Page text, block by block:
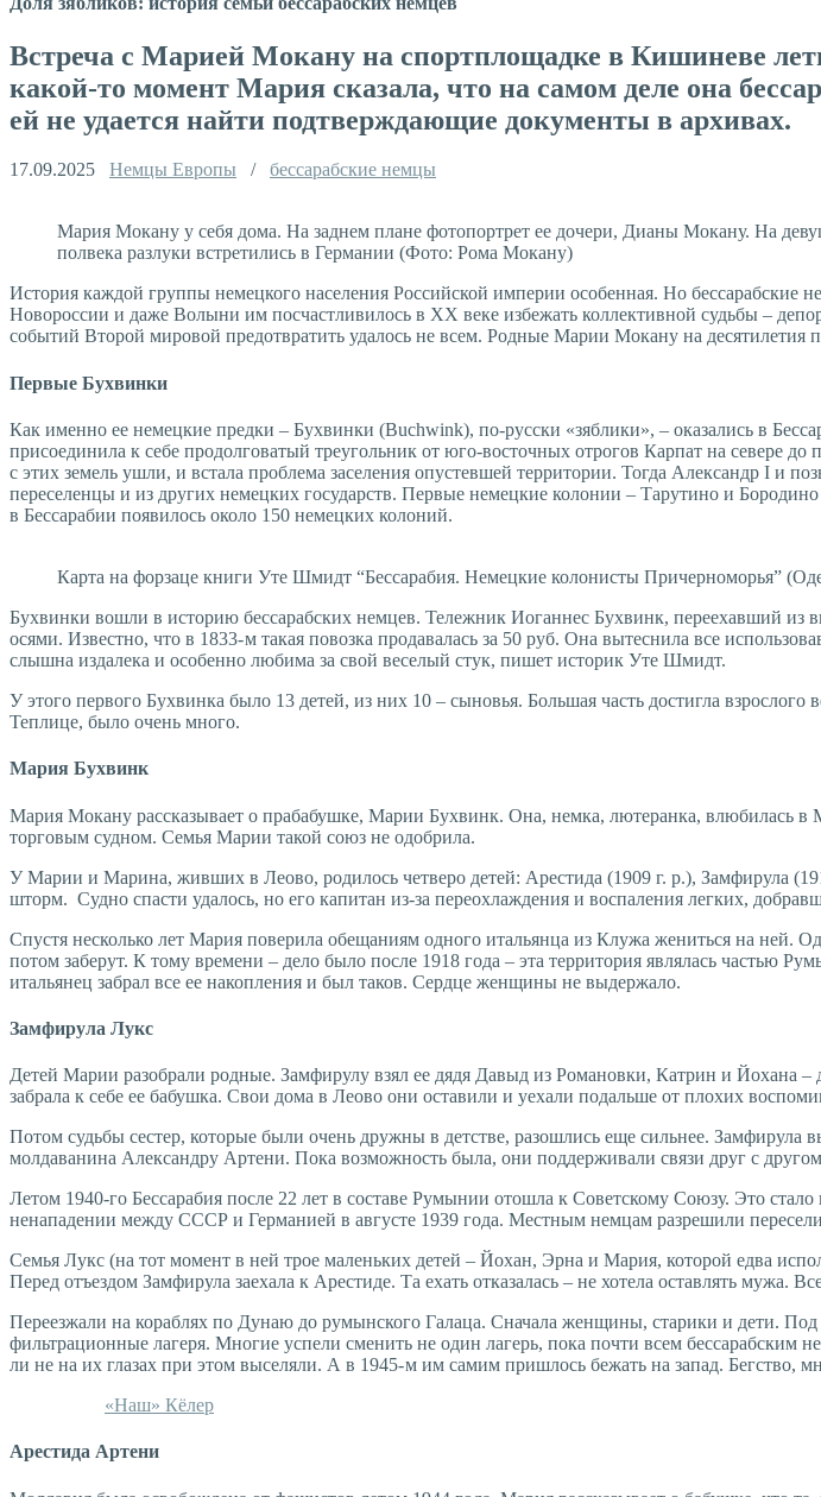
Встреча с Марией Мокану на спортплощадке в Кишиневе
какой-то момент Мария сказала, что на самом деле она
ей не удается найти подтверждающие документы в архивах.
17.09.2025 Немцы Европы / бессарабские немцы
Мария Мокану у себя дома. На заднем плане фотопортрет ее дочери, Дианы Мокану. На
полвека разлуки встретились в Германии (Фото: Рома Мокану)
История каждой группы немецкого населения Российской империи особенная. Но бессарабские
Новороссии и даже Волыни им посчастливилось в XX веке избежать коллективной судьбы –
событий Второй мировой предотвратить удалось не всем. Родные Марии Мокану на десятилетия
Первые Бухвинки
Как именно ее немецкие предки – Бухвинки (Buchwink), по-русски «зяблики», – оказались в
присоединила к себе продолговатый треугольник от юго-восточных отрогов Карпат на севере
с этих земель ушли, и встала проблема заселения опустевшей территории. Тогда Александр I и
переселенцы и из других немецких государств. Первые немецкие колонии – Тарутино и
в Бессарабии появилось около 150 немецких колоний.
Карта на форзаце книги Уте Шмидт “Бессарабия. Немецкие колонисты Причерноморья”
Бухвинки вошли в историю бессарабских немцев. Тележник Иоганнес Бухвинк, переехавший
осями. Известно, что в 1833- м такая повозка продавалась за 50 руб. Она вытеснила все
слышна издалека и особенно любима за свой веселый стук, пишет историк Уте Шмидт.
У этого первого Бухвинка было 13 детей, из них 10 – сыновья. Большая часть достигла
Теплице, было очень много.
Мария Бухвинк
Мария Мокану рассказывает о прабабушке, Марии Бухвинк. Она, немка, лютеранка, влюбилась в
торговым судном. Семья Марии такой союз не одобрила.
У Марии и Марина, живших в Леово, родилось четверо детей: Арестида (1909 г. р.), Замфирула
шторм. Судно спасти удалось, но его капитан из-за переохлаждения и воспаления легких,
Спустя несколько лет Мария поверила обещаниям одного итальянца из Клужа жениться на ней.
потом заберут. К тому времени – дело было после 1918 года – эта территория являлась частью
итальянец забрал все ее накопления и был таков. Сердце женщины не выдержало.
Замфирула Лукс
Детей Марии разобрали родные. Замфирулу взял ее дядя Давыд из Романовки, Катрин и Йохана
забрала к себе ее бабушка. Свои дома в Леово они оставили и уехали подальше от плохих
Потом судьбы сестер, которые были очень дружны в детстве, разошлись еще сильнее.
молдаванина Александру Артени. Пока возможность была, они поддерживали связи друг с
Летом 1940-го Бессарабия после 22 лет в составе Румынии отошла к Советскому Союзу. Это
ненападении между СССР и Германией в августе 1939 года. Местным немцам разрешили
Семья Лукс (на тот момент в ней трое маленьких детей – Йохан, Эрна и Мария, которой едва
Перед отъездом Замфирула за­­ехала к Арестиде. Та ехать отказалась – не хотела оставлять мужа.
Переезжали на кораблях по Дунаю до румынского Галаца. Сначала женщины, старики и дети.
фильтрационные лагеря. Многие успели сменить не один лагерь, пока почти всем
ли не на их глазах при этом выселяли. А в 1945- м им самим пришлось бежать на запад. Бегство,
«Наш» Кёлер
Арестида Артени